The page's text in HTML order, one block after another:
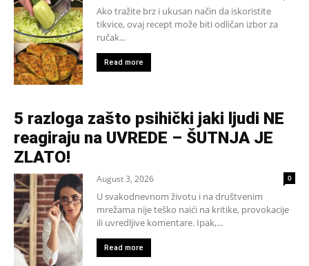
Ako tražite brz i ukusan način da iskoristite
tikvice, ovaj recept može biti odličan izbor za
ručak...
Read more
5 razloga zašto psihički jaki ljudi NE
reagiraju na UVREDE – ŠUTNJA JE
ZLATO!
August 3, 2026 0
U svakodnevnom životu i na društvenim
mrežama nije teško naići na kritike, provokacije
ili uvredljive komentare. Ipak,...
Read more